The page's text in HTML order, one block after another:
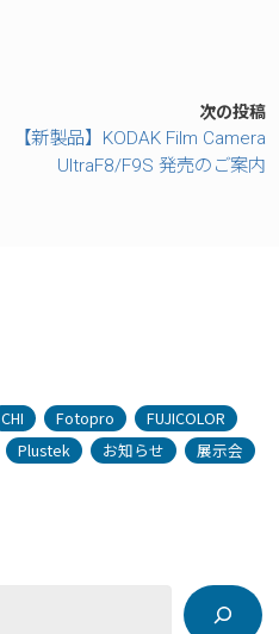
次の投稿
【新製品】KODAK Film Camera
UltraF8/F9S 発売のご案内
CHI Fotopro
FUJICOLOR
Plustek お知らせ
展示会